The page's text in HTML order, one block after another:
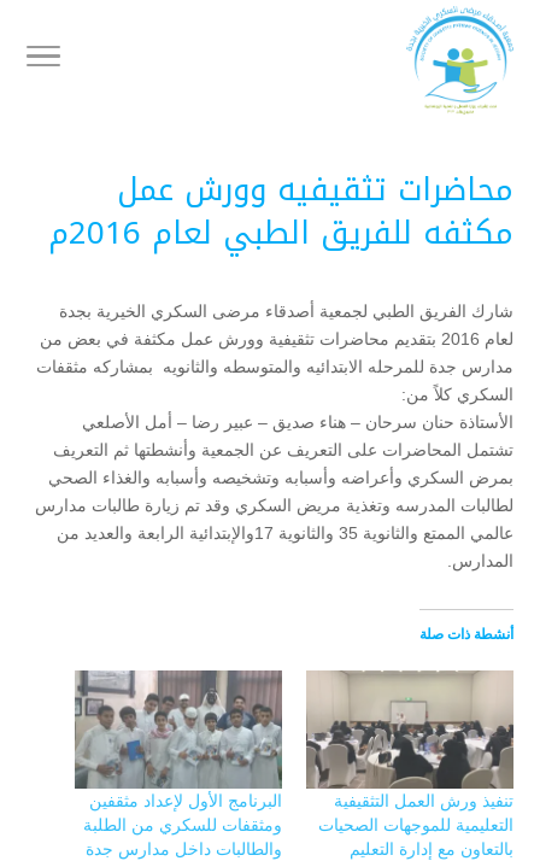
محاضرات تثقيفيه وورش عمل
مكثفه للفريق الطبي لعام 2016م
شارك الفريق الطبي لجمعية أصدقاء مرضى السكري الخيرية بجدة
لعام 2016 بتقديم محاضرات تثقيفية وورش عمل مكثفة في بعض من
مدارس جدة للمرحله الابتدائيه والمتوسطه والثانويه بمشاركه مثقفات
السكري كلاً من:
الأستاذة حنان سرحان – هناء صديق – عبير رضا – أمل الأصلعي
تشتمل المحاضرات على التعريف عن الجمعية وأنشطتها ثم التعريف
بمرض السكري وأعراضه وأسبابه وتشخيصه وأسبابه والغذاء الصحي
لطالبات المدرسه وتغذية مريض السكري وقد تم زيارة طالبات مدارس
عالمي الممتع والثانوية 35 والثانوية 17والإبتدائية الرابعة والعديد من
المدارس.
أنشطة ذات صلة
تنفيذ ورش العمل التثقيفية
التعليمية للموجهات الصحيات
بالتعاون مع إدارة التعليم
البرنامج الأول لإعداد مثقفين
ومثقفات للسكري من الطلبة
والطالبات داخل مدارس جدة